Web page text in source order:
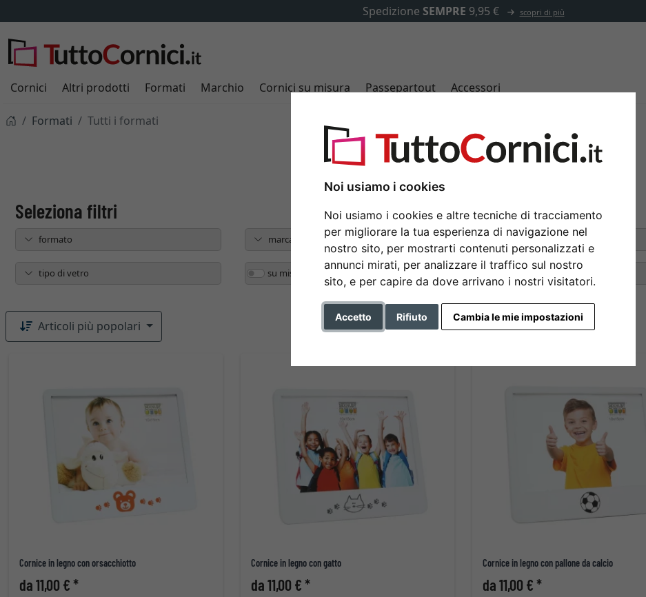
Noi usiamo i cookies
Noi usiamo i cookies e altre tecniche di tracciamento
per migliorare la tua esperienza di navigazione nel
nostro sito, per mostrarti contenuti personalizzati e
annunci mirati, per analizzare il traffico sul nostro
sito, e per capire da dove arrivano i nostri visitatori.
Accetto Rifiuto Cambia le mie impostazioni
✓500.000 articoli tra cui scegliere
Cornici Altri prodotti Formati Marchio Cornici su misura Passepartout Accessori
Formati Tutti i formati
Tutti i formati
formato marca colore
tipo di vetro su misura caratteristica
Articoli più popolari
Cornice in legno con orsacchiotto
da 11,00 € *
Cornice in legno con gatto
da 11,00 € *
Cornice in legno con pallone da calcio
da 11,00 € *